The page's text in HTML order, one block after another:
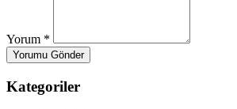
Yorum *
Yorumu Gönder
Kategoriler